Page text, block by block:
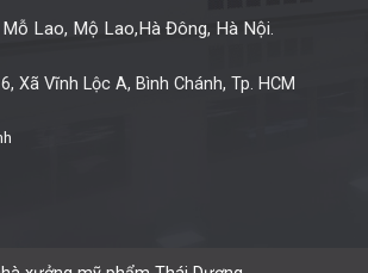
Lao, Mộ Lao,Hà Đông, Hà Nội.
Xã Vĩnh Lộc A, Bình Chánh, Tp. HCM